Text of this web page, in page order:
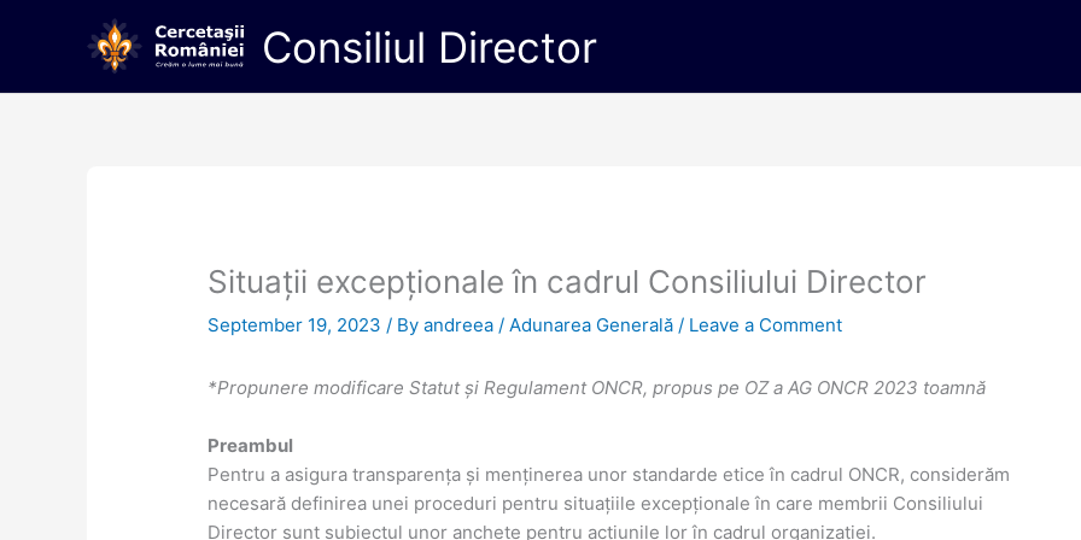
Consiliul Director
Situații excepționale în cadrul Consiliului Director
September 19, 2023/ Byandreea/Adunarea Generală / Leave a Comment
*Propunere modificare Statut și Regulament ONCR, propus pe OZ a AG ONCR 2023 toamnă
Preambul
Pentru a asigura transparența și menținerea unor standarde etice în cadrul ONCR, considerăm
necesară definirea unei proceduri pentru situațiile excepționale în care membrii Consiliului
Director sunt subiectul unor anchete pentru acțiunile lor în cadrul organizației.